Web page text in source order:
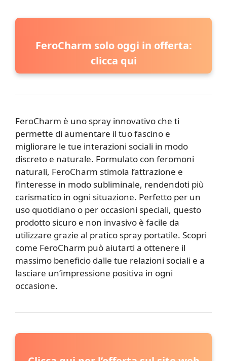
FeroCharm solo oggi in offerta:
clicca qui
FeroCharm è uno spray innovativo che ti
permette di aumentare il tuo fascino e
migliorare le tue interazioni sociali in modo
discreto e naturale. Formulato con feromoni
naturali, FeroCharm stimola l’attrazione e
l’interesse in modo subliminale, rendendoti più
carismatico in ogni situazione. Perfetto per un
uso quotidiano o per occasioni speciali, questo
prodotto sicuro e non invasivo è facile da
utilizzare grazie al pratico spray portatile. Scopri
come FeroCharm può aiutarti a ottenere il
massimo beneficio dalle tue relazioni sociali e a
lasciare un’impressione positiva in ogni
occasione.